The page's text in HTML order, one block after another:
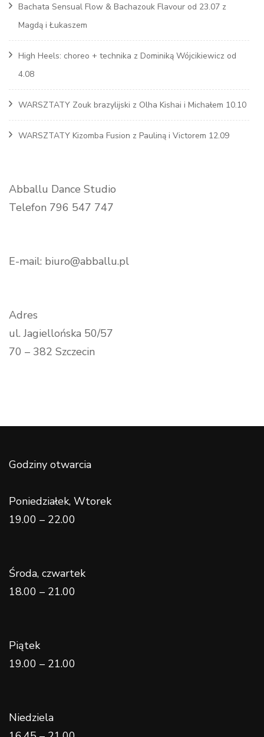
Bachata Sensual Flow & Bachazouk Flavour od 23.07 z
Magdą i Łukaszem
High Heels: choreo + technika z Dominiką Wójcikiewicz od
4.08
WARSZTATY Zouk brazylijski z Olha Kishai i Michałem 10.10
WARSZTATY Kizomba Fusion z Pauliną i Victorem 12.09
Abballu Dance Studio
Telefon 796 547 747
E-mail: biuro@abballu.pl
Adres
ul. Jagiellońska 50/57
70 – 382 Szczecin
Godziny otwarcia
Poniedziałek, Wtorek
19.00 – 22.00
Środa, czwartek
18.00 – 21.00
Piątek
19.00 – 21.00
Niedziela